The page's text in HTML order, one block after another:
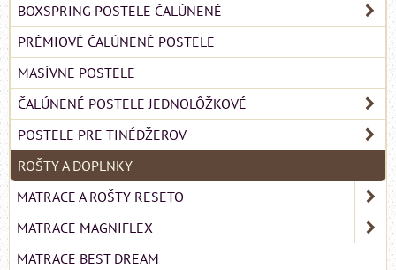
BOXSPRING POSTELE ČALÚNENÉ
PRÉMIOVÉ ČALÚNENÉ POSTELE
MASÍVNE POSTELE
ČALÚNENÉ POSTELE JEDNOLÔŽKOVÉ
POSTELE PRE TINÉDŽEROV
ROŠTY A DOPLNKY
MATRACE A ROŠTY RESETO
MATRACE MAGNIFLEX
MATRACE BEST DREAM